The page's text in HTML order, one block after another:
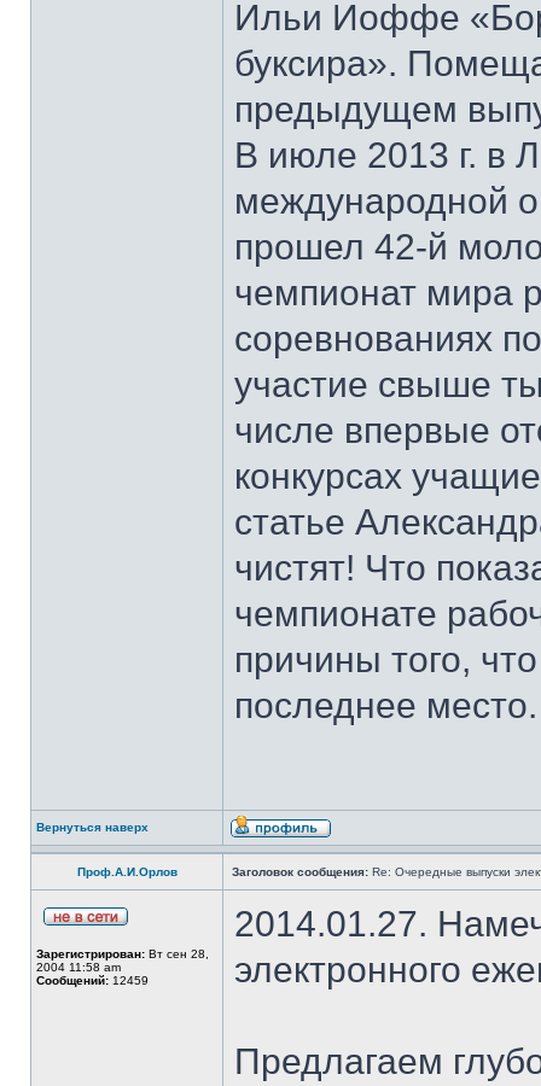
Ильи Иоффе
буксира».
предыдущем
В июле 2013 г. в
международной
прошел 42-й
чемпионат мира
соревнованиях
участие свыше
числе впервые
конкурсах
статье
чистят! Что
чемпионате
причины того,
последнее место.
Вернуться наверх
Проф.А.И.Орлов Заголовок сообщения: Re: Очередные выпуски
Зарегистрирован: Вт сен 28,
2004 11:58 am
Сообщений: 12459
2014.01.27.
электронного
Предлагаем